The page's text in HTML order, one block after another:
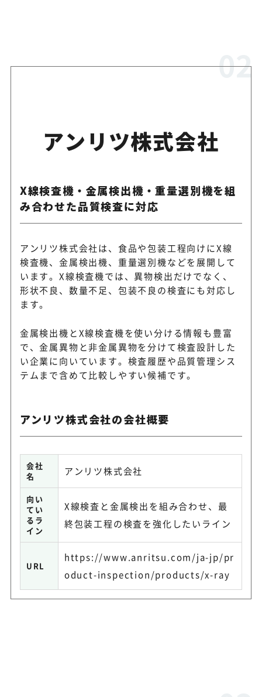
アンリツ株式会社
X線検査機・金属検出機・重量選別機を組
み合わせた品質検査に対応
アンリツ株式会社は、食品や包装工程向けにX線
検査機、金属検出機、重量選別機などを展開して
います。X線検査機では、異物検出だけでなく、
形状不良、数量不足、包装不良の検査にも対応し
ます。
金属検出機とX線検査機を使い分ける情報も豊富
で、金属異物と非金属異物を分けて検査設計した
い企業に向いています。検査履歴や品質管理シス
テムまで含めて比較しやすい候補です。
アンリツ株式会社の会社概要
会社
名
アンリツ株式会社
向い
てい
るラ
イン
X線検査と金属検出を組み合わせ、最
終包装工程の検査を強化したいライン
URL
https://www.anritsu.com/ja-jp/pr
oduct-inspection/products/x-ray